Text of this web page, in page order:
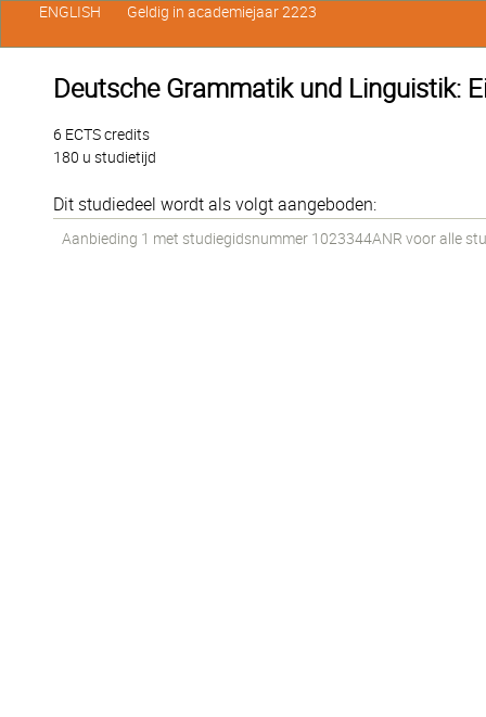
Deutsche Grammatik und Linguistik:
6 ECTS credits
180 u studietijd
Dit studiedeel wordt als volgt aangeboden:
Aanbieding 1 met studiegidsnummer 1023344ANR voor alle
ENGLISH Geldig in academiejaar 2223